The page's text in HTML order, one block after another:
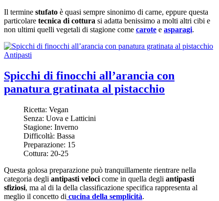
Il termine stufato è quasi sempre sinonimo di carne, eppure questa
particolare tecnica di cottura si adatta benissimo a molti altri cibi e
non ultimi quelli vegetali di stagione come carote e asparagi.
Antipasti
Spicchi di finocchi all’arancia con
panatura gratinata al pistacchio
Ricetta: Vegan
Senza: Uova e Latticini
Stagione: Inverno
Difficoltà: Bassa
Preparazione: 15
Cottura: 20-25
Questa golosa preparazione può tranquillamente rientrare nella
categoria degli antipasti veloci come in quella degli antipasti
sfiziosi, ma al di la della classificazione specifica rappresenta al
meglio il concetto di cucina della semplicità.